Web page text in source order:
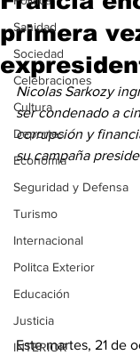
Sanidad
Sociedad
Celebraciones
Cultura
Deportes
Economia
Seguridad y Defensa
Turismo
Internacional
Politca Exterior
Educación
Justicia
INTERIOR
primera
Nicolas Sarkozy
ser condenado a
corrupción y
su campaña
Este martes, 21 de